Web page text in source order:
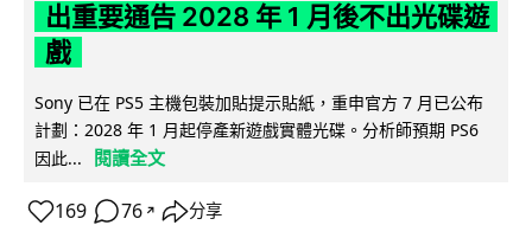
出重要通告 2028 年 1 月後不出光碟遊
戲
Sony 已在 PS5 主機包裝加貼提示貼紙，重申官方 7 月已公布
計劃：2028 年 1 月起停產新遊戲實體光碟。分析師預期 PS6
因此...
閱讀全文
169 76 ↗ 分享